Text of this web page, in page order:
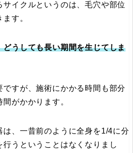
サイクルというのは、毛穴や部位
す。
どうしても長い期間を生じてしま
ですが、施術にかかる時間も部分
がかかります。
は、一昔前のように全身を1/4に分
行うということはなくなりまし